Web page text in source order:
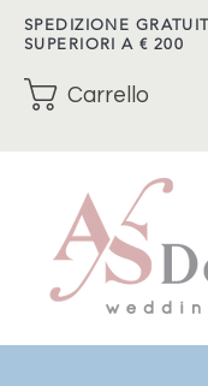
SPEDIZIONE
SUPERIORI A € 200
Carrello